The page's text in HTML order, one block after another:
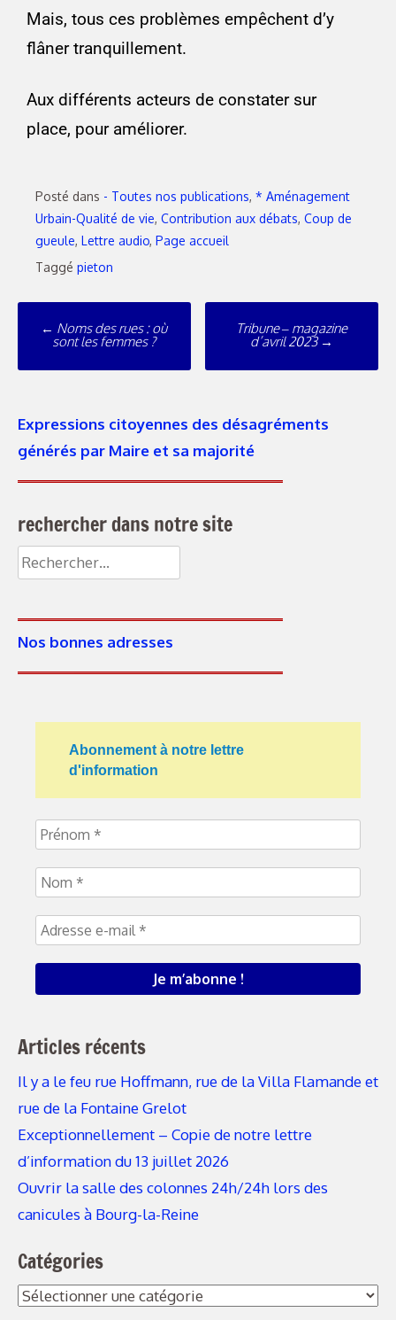
Mais, tous ces problèmes empêchent d’y
flâner tranquillement.
Aux différents acteurs de constater sur
place, pour améliorer.
Posté dans - Toutes nos publications, * Aménagement
Urbain-Qualité de vie, Contribution aux débats, Coup de
gueule, Lettre audio, Page accueil
Taggé pieton
← Noms des rues : où
sont les femmes ?
Tribune – magazine
d’avril 2023 →
Expressions citoyennes des désagréments
générés par Maire et sa majorité
rechercher dans notre site
Nos bonnes adresses
Abonnement à notre lettre
d'information
Articles récents
Il y a le feu rue Hoffmann, rue de la Villa Flamande et
rue de la Fontaine Grelot
Exceptionnellement – Copie de notre lettre
d’information du 13 juillet 2026
Ouvrir la salle des colonnes 24h/24h lors des
canicules à Bourg-la-Reine
Catégories